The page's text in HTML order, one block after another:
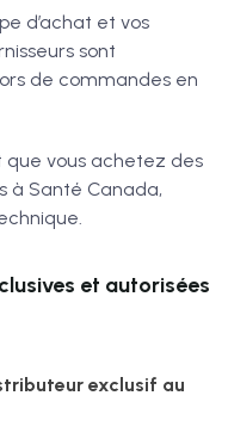
d’achat et vos
sont
de commandes en
vous achetez des
à Santé Canada,
et autorisées
exclusif au